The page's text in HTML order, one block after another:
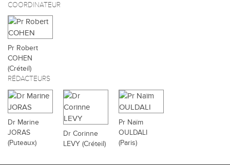
COORDINATEUR
Pr Robert
COHEN
(Créteil)
RÉDACTEURS
Dr Marine
JORAS
(Puteaux)
Dr Corinne
LEVY (Créteil)
Pr Naïm
OULDALI
(Paris)